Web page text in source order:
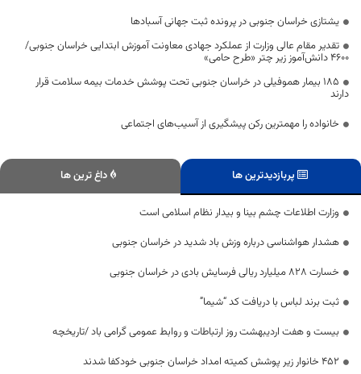
یشتازی خراسان جنوبی در پرونده ثبت جهانی آسبادها
تقدیر مقام عالی وزارت از عملکرد جهادی معاونت آموزش ابتدایی خراسان جنوبی/
۴۶۰۰ دانش‌آموز زیر چتر «طرح حامی»
۱۸۵ بیمار هموفیلی در خراسان جنوبی تحت پوشش خدمات بیمه سلامت قرار
دارند
خانواده را مهمترین رکن پیشگیری از آسیب‌های اجتماعی
پربازدیدترین ها داغ ترین ها
وزارت اطلاعات چشم بینا و بیدار نظام اسلامی است
هشدار هواشناسی درباره وزش باد شدید در خراسان جنوبی
خسارت ۸۲۸ میلیارد ریالی فرسایش بادی در خراسان جنوبی
ثبت برند لباس با دریافت کد “شیما”
بیست و هفت اردیبهشت روز ارتباطات و روابط عمومی گرامی باد /تاریخچه
۴۵۲ خانوار زیر پوشش کمیته امداد خراسان جنوبی خودکفا شدند